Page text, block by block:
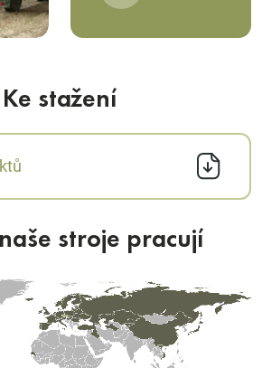
Ke stažení
stroje pracují